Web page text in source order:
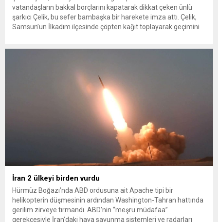
vatandaşların bakkal borçlarını kapatarak dikkat çeken ünlü
şarkıcı Çelik, bu sefer bambaşka bir harekete imza attı. Çelik,
Samsun’un İlkadım ilçesinde çöpten kağıt toplayarak geçimini
İran 2 ülkeyi birden vurdu
Hürmüz Boğazı’nda ABD ordusuna ait Apache tipi bir
helikopterin düşmesinin ardından Washington-Tahran hattında
gerilim zirveye tırmandı. ABD’nin “meşru müdafaa”
gerekçesiyle İran’daki hava savunma sistemleri ve radarları